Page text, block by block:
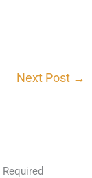
Next Post →
Required